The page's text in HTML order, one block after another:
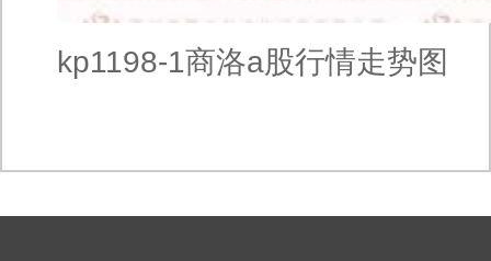
kp1198-1商洛a股行情走势图